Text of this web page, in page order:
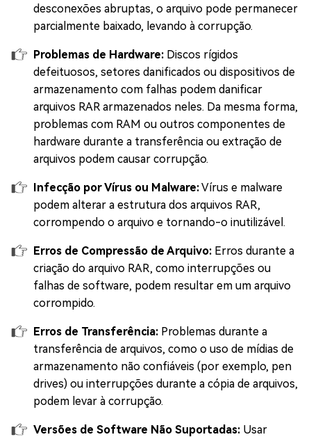
desconexões abruptas, o arquivo pode permanecer
parcialmente baixado, levando à corrupção.
Problemas de Hardware: Discos rígidos
defeituosos, setores danificados ou dispositivos de
armazenamento com falhas podem danificar
arquivos RAR armazenados neles. Da mesma forma,
problemas com RAM ou outros componentes de
hardware durante a transferência ou extração de
arquivos podem causar corrupção.
Infecção por Vírus ou Malware:Vírus e malware
podem alterar a estrutura dos arquivos RAR,
corrompendo o arquivo e tornando-o inutilizável.
Erros de Compressão de Arquivo: Erros durante a
criação do arquivo RAR, como interrupções ou
falhas de software, podem resultar em um arquivo
corrompido.
Erros de Transferência: Problemas durante a
transferência de arquivos, como o uso de mídias de
armazenamento não confiáveis (por exemplo, pen
drives) ou interrupções durante a cópia de arquivos,
podem levar à corrupção.
Versões de Software Não Suportadas: Usar